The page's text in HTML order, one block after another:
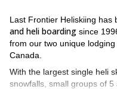
Last Frontier Heliskiing has
and heli boarding since
from our two unique
Canada.
With the largest single heli
snowfalls, small groups of